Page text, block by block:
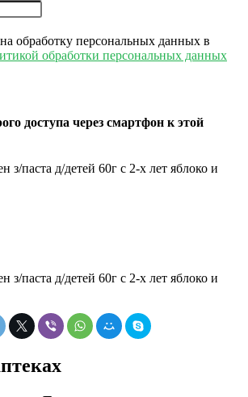
на обработку персональных данных в
обработки персональных данных
доступа через смартфон к этой
паста д/детей 60г с 2-х лет яблоко и
паста д/детей 60г с 2-х лет яблоко и